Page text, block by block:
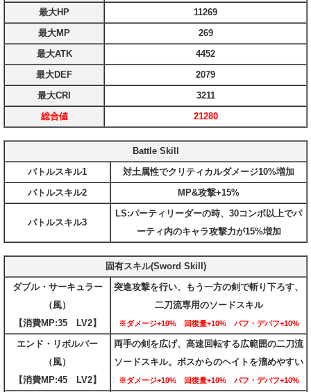
最大HP
11269
最大MP
269
最大ATK
4452
最大DEF
2079
最大CRI
3211
総合値
21280
Battle Skill
バトルスキル1
対土属性でクリティカルダメージ10%増加
バトルスキル2
MP&攻撃+15%
バトルスキル3
LS:パーティリーダーの時、30コンボ以上でパ
ーティ内のキャラ攻撃力が15%増加
固有スキル(Sword Skill)
ダブル・サーキュラー
（風）
【消費MP:35 LV2】
突進攻撃を行い、もう一方の剣で斬り下ろす、
二刀流専用のソードスキル
※ダメージ+10% 回復量+10% バフ・デバフ+10%
エンド・リボルバー
（風）
【消費MP:45 LV2】
両手の剣を広げ、高速回転する広範囲の二刀流
ソードスキル。ボスからのヘイトを溜めやすい
※ダメージ+10% 回復量+10% バフ・デバフ+10%